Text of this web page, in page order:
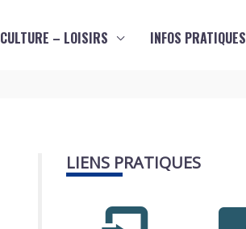
CULTURE – LOISIRS INFOS PRATIQUES
LIENS PRATIQUES